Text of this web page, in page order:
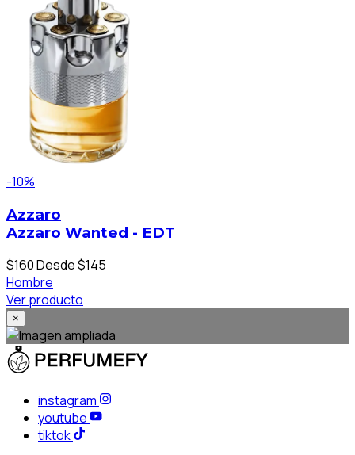
-10%
Azzaro
Azzaro Wanted - EDT
$160Desde $145
Hombre
Ver producto
×
instagram
youtube
tiktok